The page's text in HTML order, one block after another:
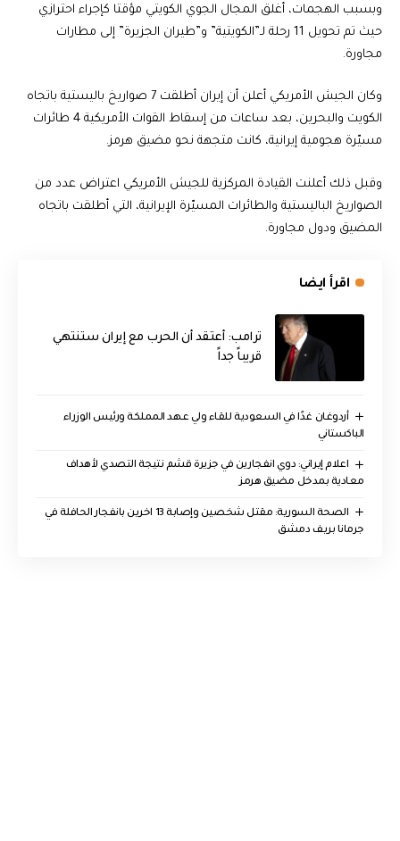
وبسبب الهجمات، أغلق المجال الجوي الكويتي مؤقتا كإجراء احترازي
حيث تم تحويل 11 رحلة لـ”الكويتية” و”طيران الجزيرة” إلى مطارات
مجاورة.
وكان الجيش الأمريكي أعلن أن إيران أطلقت 7 صواريخ باليستية باتجاه
الكويت والبحرين، بعد ساعات من إسقاط القوات الأمريكية 4 طائرات
مسيّرة هجومية إيرانية، كانت متجهة نحو مضيق هرمز.
وقبل ذلك أعلنت القيادة المركزية للجيش الأمريكي اعتراض عدد من
الصواريخ الباليستية والطائرات المسيّرة الإيرانية، التي أطلقت باتجاه
المضيق ودول مجاورة.
اقرأ ايضا
‏ترامب: أعتقد أن الحرب مع إيران ستنتهي
قريباً جداً
أردوغان غدًا في السعودية للقاء ولي عهد المملكة ورئيس الوزراء
الباكستاني
اعلام إيراني: دوي انفجارين في جزيرة قشم نتيجة التصدي لأهداف
معادية بمدخل مضيق هرمز
الصحة السورية: مقتل شخصين وإصابة 13 اخرين بانفجار الحافلة في
جرمانا بريف دمشق